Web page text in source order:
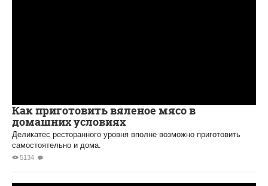
Как приготовить вяленое мясо в
домашних условиях
Деликатес ресторанного уровня вполне возможно приготовить
самостоятельно и дома.
5134